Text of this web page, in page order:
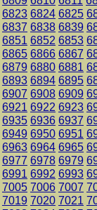
6823 6824 6825
6837 6838 6839
6851 6852 6853
6865 6866 6867
6879 6880 6881
6893 6894 6895
6907 6908 6909
6921 6922 6923
6935 6936 6937
6949 6950 6951
6963 6964 6965
6977 6978 6979
6991 6992 6993
7005 7006 7007
7019 7020 7021